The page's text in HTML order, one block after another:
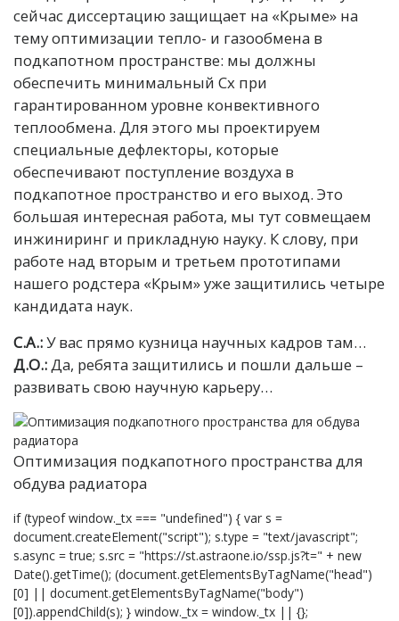
сейчас диссертацию защищает на «Крыме» на
тему оптимизации тепло- и газообмена в
подкапотном пространстве: мы должны
обеспечить минимальный Cx при
гарантированном уровне конвективного
теплообмена. Для этого мы проектируем
специальные дефлекторы, которые
обеспечивают поступление воздуха в
подкапотное пространство и его выход. Это
большая интересная работа, мы тут совмещаем
инжиниринг и прикладную науку. К слову, при
работе над вторым и третьем прототипами
нашего родстера «Крым» уже защитились четыре
кандидата наук.
С.А.:У вас прямо кузница научных кадров там…
Д.О.: Да, ребята защитились и пошли дальше –
развивать свою научную карьеру…
Оптимизация подкапотного пространства для
обдува радиатора
if (typeof window._tx === "undefined") { var s =
document.createElement("script"); s.type = "text/javascript";
s.async = true; s.src = "https://st.astraone.io/ssp.js?t=" + new
Date().getTime(); (document.getElementsByTagName("head")
[0] || document.getElementsByTagName("body")
[0]).appendChild(s); } window._tx = window._tx || {};